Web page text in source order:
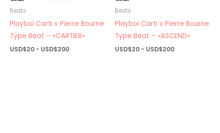
Beats
Playboi Carti x Pierre Bourne
Type Beat – «CARTIER»
USD$20 - USD$200Rango
Beats
Playboi Carti x Pierre Bourne
Type Beat – «ASCEND»
USD$20 - USD$200Rango